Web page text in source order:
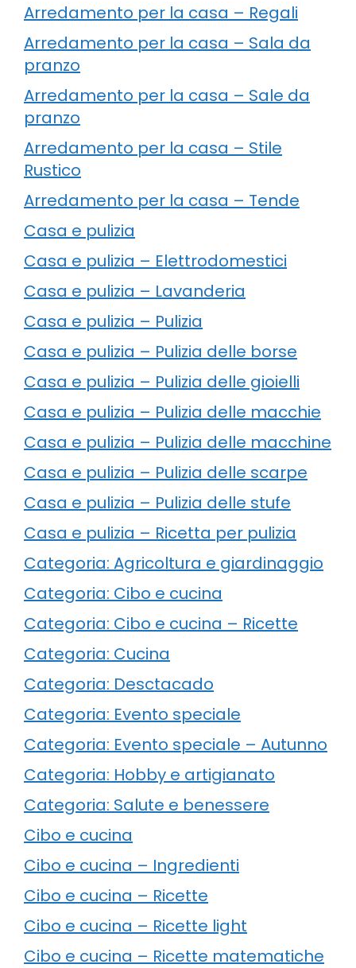
Arredamento per la casa – Regali
Arredamento per la casa – Sala da
pranzo
Arredamento per la casa – Sale da
pranzo
Arredamento per la casa – Stile
Rustico
Arredamento per la casa – Tende
Casa e pulizia
Casa e pulizia – Elettrodomestici
Casa e pulizia – Lavanderia
Casa e pulizia – Pulizia
Casa e pulizia – Pulizia delle borse
Casa e pulizia – Pulizia delle gioielli
Casa e pulizia – Pulizia delle macchie
Casa e pulizia – Pulizia delle macchine
Casa e pulizia – Pulizia delle scarpe
Casa e pulizia – Pulizia delle stufe
Casa e pulizia – Ricetta per pulizia
Categoria: Agricoltura e giardinaggio
Categoria: Cibo e cucina
Categoria: Cibo e cucina – Ricette
Categoria: Cucina
Categoria: Desctacado
Categoria: Evento speciale
Categoria: Evento speciale – Autunno
Categoria: Hobby e artigianato
Categoria: Salute e benessere
Cibo e cucina
Cibo e cucina – Ingredienti
Cibo e cucina – Ricette
Cibo e cucina – Ricette light
Cibo e cucina – Ricette matematiche